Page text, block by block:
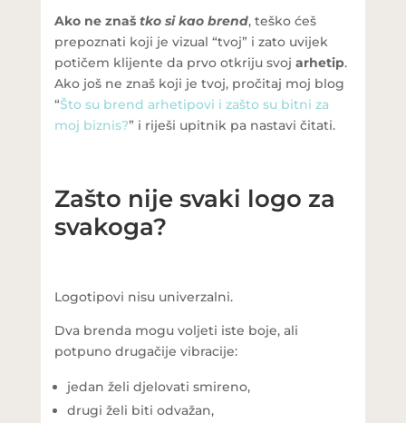
Ako ne znaš tko si kao brend, teško ćeš
prepoznati koji je vizual “tvoj” i zato uvijek
potičem klijente da prvo otkriju svoj arhetip.
Ako još ne znaš koji je tvoj, pročitaj moj blog
“Što su brend arhetipovi i zašto su bitni za
moj biznis?” i riješi upitnik pa nastavi čitati.
Zašto nije svaki logo za
svakoga?
Logotipovi nisu univerzalni.
Dva brenda mogu voljeti iste boje, ali
potpuno drugačije vibracije:
jedan želi djelovati smireno,
drugi želi biti odvažan,